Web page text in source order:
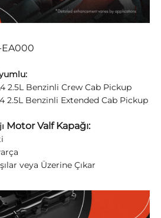
EA000
2.5L Benzinli Crew Cab Pickup
2.5L Benzinli Extended Cab Pickup
Motor Valf Kapağı:
veya Üzerine Çıkar